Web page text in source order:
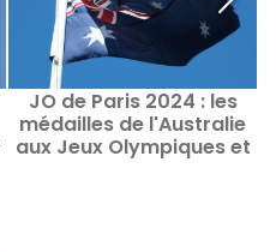
JO de Paris 2024 : les
médailles de l'Australie
aux Jeux Olympiques et